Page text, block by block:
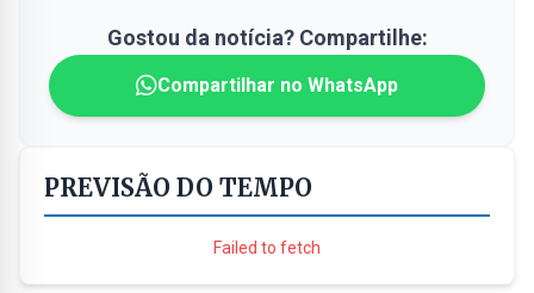
Gostou da notícia? Compartilhe:
Compartilhar no WhatsApp
PREVISÃO DO TEMPO
Failed to fetch